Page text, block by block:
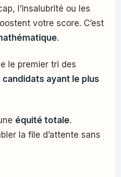
l’insalubrité ou les
votre score. C’est
.
le premier tri des
ayant le plus
équité totale.
la file d’attente sans